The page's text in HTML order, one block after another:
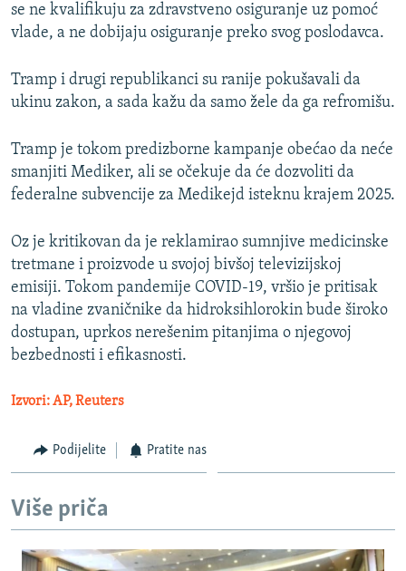
se ne kvalifikuju za zdravstveno osiguranje uz pomoć
vlade, a ne dobijaju osiguranje preko svog poslodavca.
Tramp i drugi republikanci su ranije pokušavali da
ukinu zakon, a sada kažu da samo žele da ga refromišu.
Tramp je tokom predizborne kampanje obećao da neće
smanjiti Mediker, ali se očekuje da će dozvoliti da
federalne subvencije za Medikejd isteknu krajem 2025.
Oz je kritikovan da je reklamirao sumnjive medicinske
tretmane i proizvode u svojoj bivšoj televizijskoj
emisiji. Tokom pandemije COVID-19, vršio je pritisak
na vladine zvaničnike da hidroksihlorokin bude široko
dostupan, uprkos nerešenim pitanjima o njegovoj
bezbednosti i efikasnosti.
Izvori: AP, Reuters
Podijelite Pratite nas
Više priča